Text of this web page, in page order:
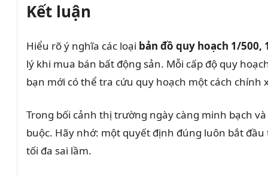
Kết luận
Hiểu rõ ý nghĩa các loại bản đồ quy hoạch 1/500,
lý khi mua bán bất động sản. Mỗi cấp độ quy
bạn mới có thể tra cứu quy hoạch một cách chính
Trong bối cảnh thị trường ngày càng minh bạch
buộc. Hãy nhớ: một quyết định đúng luôn bắt
tối đa sai lầm.